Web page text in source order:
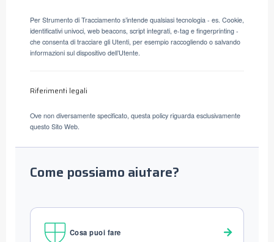
Per Strumento di Tracciamento s’intende qualsiasi tecnologia - es. Cookie,
identificativi univoci, web beacons, script integrati, e-tag e fingerprinting -
che consenta di tracciare gli Utenti, per esempio raccogliendo o salvando
informazioni sul dispositivo dell’Utente.
Riferimenti legali
Ove non diversamente specificato, questa policy riguarda esclusivamente
questo Sito Web.
Come possiamo aiutare?
Cosa puoi fare